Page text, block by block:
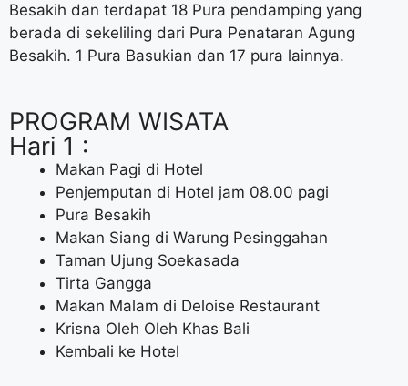
Besakih dan terdapat 18 Pura pendamping yang
berada di sekeliling dari Pura Penataran Agung
Besakih. 1 Pura Basukian dan 17 pura lainnya.
PROGRAM WISATA
Hari 1 :
Makan Pagi di Hotel
Penjemputan di Hotel jam 08.00 pagi
Pura Besakih
Makan Siang di Warung Pesinggahan
Taman Ujung Soekasada
Tirta Gangga
Makan Malam di Deloise Restaurant
Krisna Oleh Oleh Khas Bali
Kembali ke Hotel